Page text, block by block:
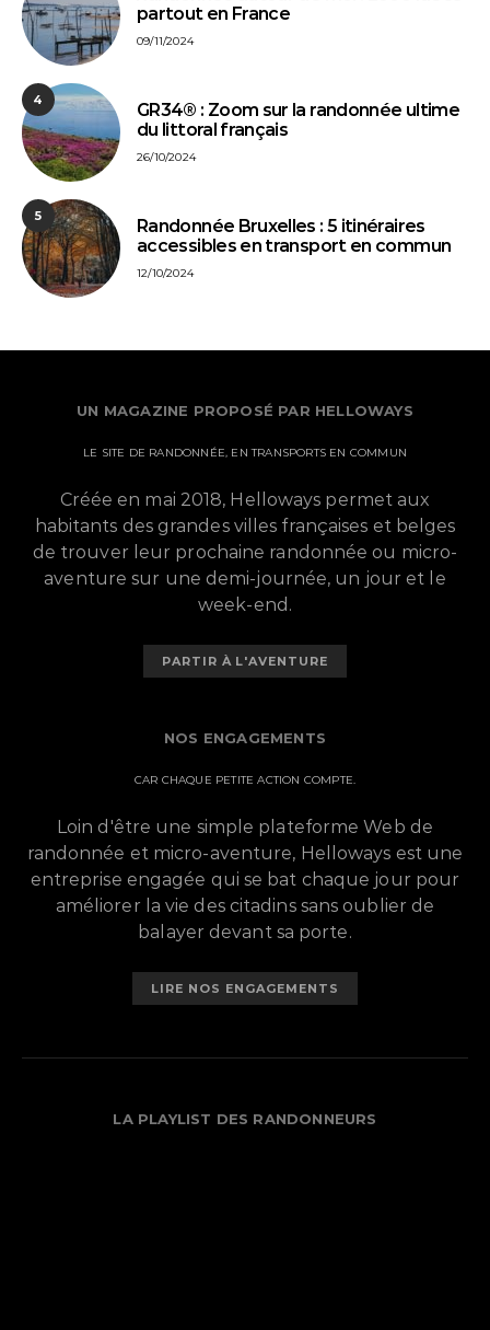
partout en France
09/11/2024
4
GR34® : Zoom sur la randonnée ultime
du littoral français
26/10/2024
5
Randonnée Bruxelles : 5 itinéraires
accessibles en transport en commun
12/10/2024
UN MAGAZINE PROPOSÉ PAR HELLOWAYS
LE SITE DE RANDONNÉE, EN TRANSPORTS EN COMMUN
Créée en mai 2018, Helloways permet aux
habitants des grandes villes françaises et belges
de trouver leur prochaine randonnée ou micro-
aventure sur une demi-journée, un jour et le
week-end.
PARTIR À L'AVENTURE
NOS ENGAGEMENTS
CAR CHAQUE PETITE ACTION COMPTE.
Loin d'être une simple plateforme Web de
randonnée et micro-aventure, Helloways est une
entreprise engagée qui se bat chaque jour pour
améliorer la vie des citadins sans oublier de
balayer devant sa porte.
LIRE NOS ENGAGEMENTS
LA PLAYLIST DES RANDONNEURS